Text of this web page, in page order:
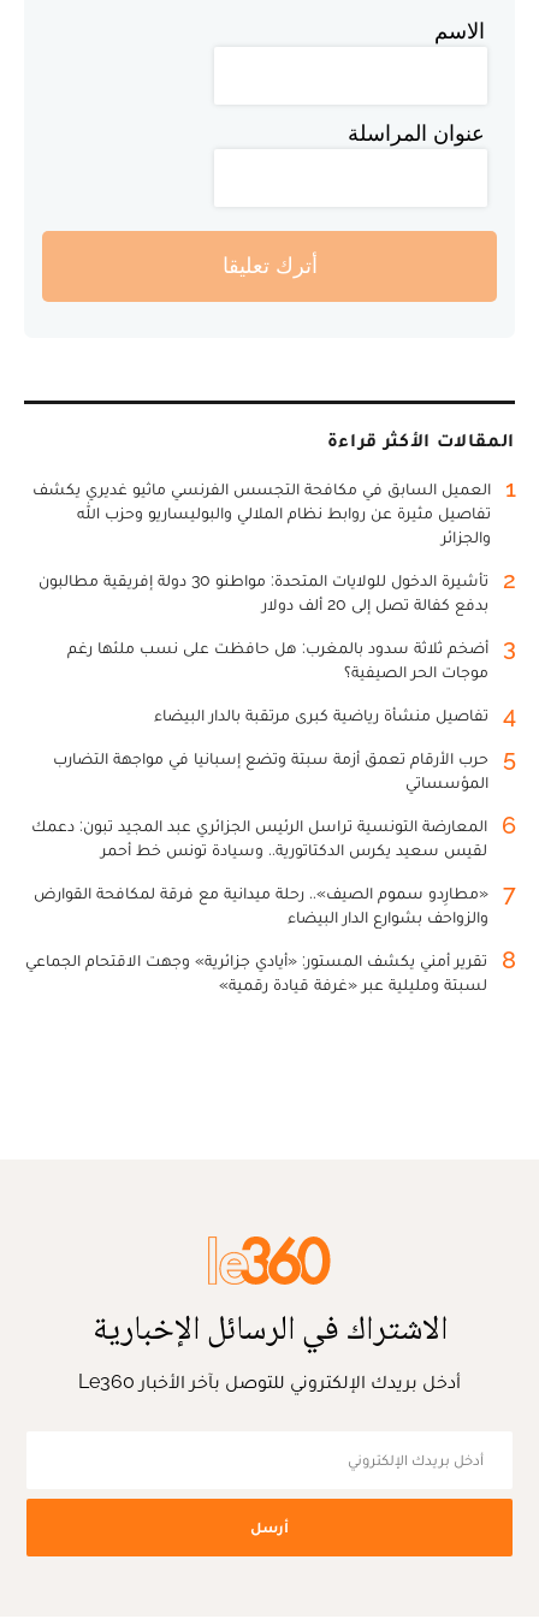
الاسم
عنوان المراسلة
أترك تعليقا
المقالات الأكثر قراءة
1
العميل السابق في مكافحة التجسس الفرنسي ماثيو غديري يكشف
تفاصيل مثيرة عن روابط نظام الملالي والبوليساريو وحزب الله
والجزائر
2
تأشيرة الدخول للولايات المتحدة: مواطنو 30 دولة إفريقية مطالبون
بدفع كفالة تصل إلى 20 ألف دولار
3
أضخم ثلاثة سدود بالمغرب: هل حافظت على نسب ملئها رغم
موجات الحر الصيفية؟
4 تفاصيل منشأة رياضية كبرى مرتقبة بالدار البيضاء
5
حرب الأرقام تعمق أزمة سبتة وتضع إسبانيا في مواجهة التضارب
المؤسساتي
6
المعارضة التونسية تراسل الرئيس الجزائري عبد المجيد تبون: دعمك
لقيس سعيد يكرس الدكتاتورية.. وسيادة تونس خط أحمر
7
«مطارِدو سموم الصيف».. رحلة ميدانية مع فرقة لمكافحة القوارض
والزواحف بشوارع الدار البيضاء
8
تقرير أمني يكشف المستور: «أيادي جزائرية» وجهت الاقتحام الجماعي
لسبتة ومليلية عبر «غرفة قيادة رقمية»
الاشتراك في الرسائل الإخبارية
أدخل بريدك الإلكتروني للتوصل بآخر الأخبار Le360
أرسل